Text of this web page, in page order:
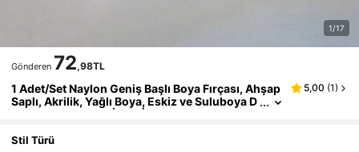
1/17
Gönderen 72,98TL
1 Adet/Set Naylon Geniş Başlı Boya Fırçası, Ahşap
Saplı, Akrilik, Yağlı Boya, Eskiz ve Suluboya D
ahil Diğer Boyama İşleri İçin Uygun, Sanat Mal
5,00 (1)
Stil Türü